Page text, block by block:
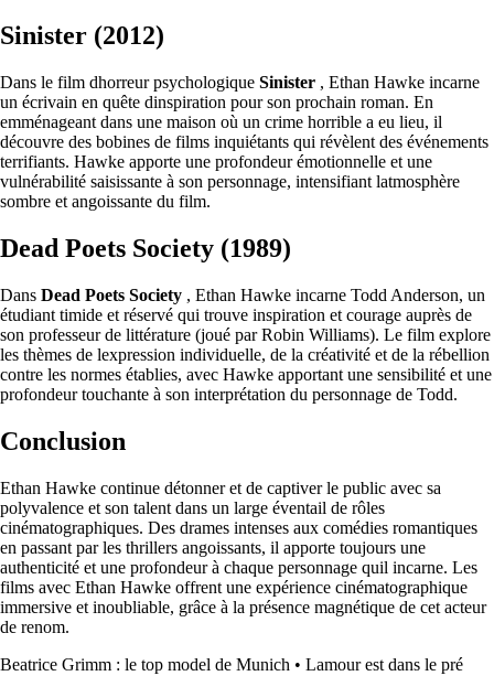
Sinister (2012)
Dans le film dhorreur psychologique Sinister , Ethan Hawke incarne
un écrivain en quête dinspiration pour son prochain roman. En
emménageant dans une maison où un crime horrible a eu lieu, il
découvre des bobines de films inquiétants qui révèlent des événements
terrifiants. Hawke apporte une profondeur émotionnelle et une
vulnérabilité saisissante à son personnage, intensifiant latmosphère
sombre et angoissante du film.
Dead Poets Society (1989)
Dans Dead Poets Society , Ethan Hawke incarne Todd Anderson, un
étudiant timide et réservé qui trouve inspiration et courage auprès de
son professeur de littérature (joué par Robin Williams). Le film explore
les thèmes de lexpression individuelle, de la créativité et de la rébellion
contre les normes établies, avec Hawke apportant une sensibilité et une
profondeur touchante à son interprétation du personnage de Todd.
Conclusion
Ethan Hawke continue détonner et de captiver le public avec sa
polyvalence et son talent dans un large éventail de rôles
cinématographiques. Des drames intenses aux comédies romantiques
en passant par les thrillers angoissants, il apporte toujours une
authenticité et une profondeur à chaque personnage quil incarne. Les
films avec Ethan Hawke offrent une expérience cinématographique
immersive et inoubliable, grâce à la présence magnétique de cet acteur
de renom.
Beatrice Grimm : le top model de Munich • Lamour est dans le pré